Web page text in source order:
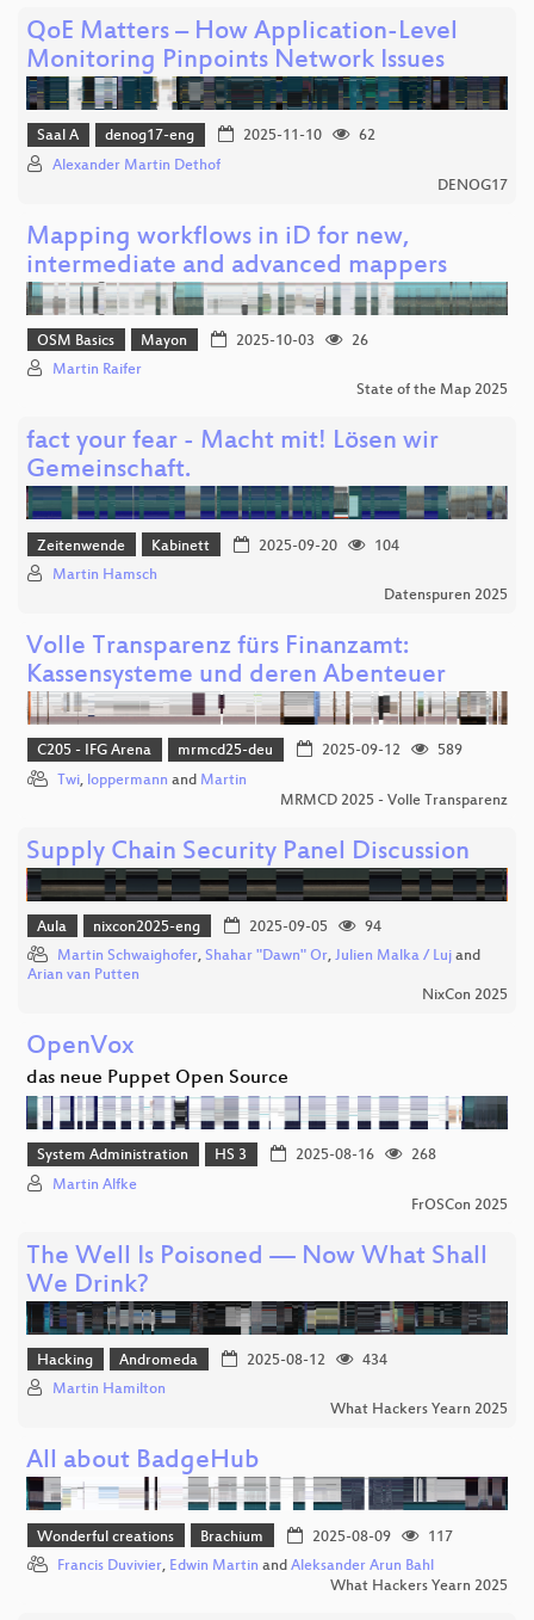
QoE Matters – How Application-Level
Monitoring Pinpoints Network Issues
Saal A denog17-eng 2025-11-10
62
Alexander Martin Dethof
DENOG17
Mapping workflows in iD for new,
intermediate and advanced mappers
OSM Basics Mayon 2025-10-03
26
Martin Raifer
State of the Map 2025
fact your fear - Macht mit! Lösen wir
Gemeinschaft.
Zeitenwende Kabinett 2025-09-20
104
Martin Hamsch
Datenspuren 2025
Volle Transparenz fürs Finanzamt:
Kassensysteme und deren Abenteuer
C205 - IFG Arena mrmcd25-deu 2025-09-12
589
Twi, loppermann and Martin
MRMCD 2025 - Volle Transparenz
Supply Chain Security Panel Discussion
Aula nixcon2025-eng 2025-09-05
94
Martin Schwaighofer, Shahar "Dawn" Or, Julien Malka / Luj and
Arian van Putten
NixCon 2025
OpenVox
das neue Puppet Open Source
System Administration HS 3 2025-08-16
268
Martin Alfke
FrOSCon 2025
The Well Is Poisoned — Now What Shall
We Drink?
Hacking Andromeda 2025-08-12
434
Martin Hamilton
What Hackers Yearn 2025
All about BadgeHub
Wonderful creations Brachium 2025-08-09
117
Francis Duvivier, Edwin Martin and Aleksander Arun Bahl
What Hackers Yearn 2025